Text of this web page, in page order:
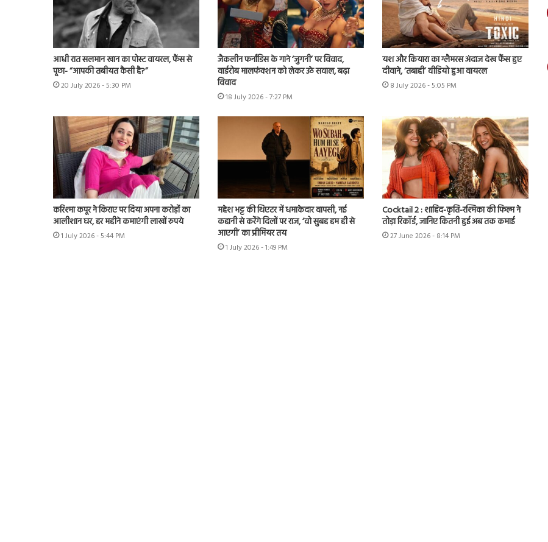
आधी रात सलमान खान का पोस्ट वायरल, फैंस से
पूछा- “आपकी तबीयत कैसी है?”
20 July 2026 - 5:30 PM
जैकलीन फर्नांडिस के गाने ‘जुगनी’ पर विवाद,
वार्डरोब मालफंक्शन को लेकर उठे सवाल, बढ़ा
विवाद
18 July 2026 - 7:27 PM
यश और कियारा का ग्लैमरस अंदाज देख फैंस हुए
दीवाने, ‘तबाही’ वीडियो हुआ वायरल
8 July 2026 - 5:05 PM
करिश्मा कपूर ने किराए पर दिया अपना करोड़ों का
आलीशान घर, हर महीने कमाएंगी लाखों रुपये
1 July 2026 - 5:44 PM
महेश भट्ट की थिएटर में धमाकेदार वापसी, नई
कहानी से करेंगे दिलों पर राज, ‘वो सुबह हम ही से
आएगी’ का प्रीमियर तय
1 July 2026 - 1:49 PM
Cocktail 2 : शाहिद-कृति-रश्मिका की फिल्म ने
तोड़ा रिकॉर्ड, जानिए कितनी हुई अब तक कमाई
27 June 2026 - 8:14 PM